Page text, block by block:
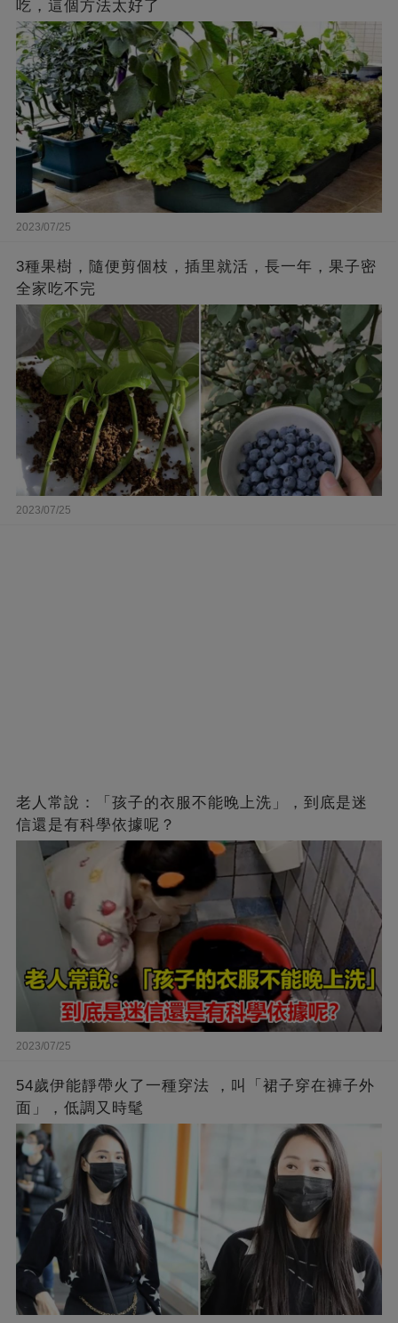
吃，這個方法太好了
2023/07/25
3種果樹，隨便剪個枝，插里就活，長一年，果子密
全家吃不完
2023/07/25
老人常說：「孩子的衣服不能晚上洗」，到底是迷
信還是有科學依據呢？
2023/07/25
54歲伊能靜帶火了一種穿法 ，叫「裙子穿在褲子外
面」，低調又時髦